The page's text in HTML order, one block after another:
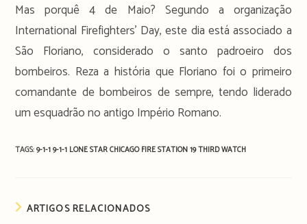
Mas porquê 4 de Maio? Segundo a organização
International Firefighters’ Day, este dia está associado a
São Floriano, considerado o santo padroeiro dos
bombeiros. Reza a história que Floriano foi o primeiro
comandante de bombeiros de sempre, tendo liderado
um esquadrão no antigo Império Romano.
TAGS:9-1-19-1-1 LONE STARCHICAGO FIRESTATION 19THIRD WATCH
ARTIGOS RELACIONADOS